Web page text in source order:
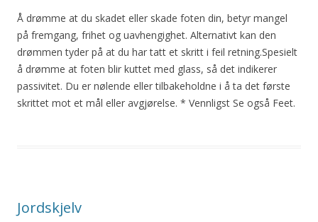
Å drømme at du skadet eller skade foten din, betyr mangel
på fremgang, frihet og uavhengighet. Alternativt kan den
drømmen tyder på at du har tatt et skritt i feil retning.Spesielt
å drømme at foten blir kuttet med glass, så det indikerer
passivitet. Du er nølende eller tilbakeholdne i å ta det første
skrittet mot et mål eller avgjørelse. * Vennligst Se også Feet.
Jordskjelv